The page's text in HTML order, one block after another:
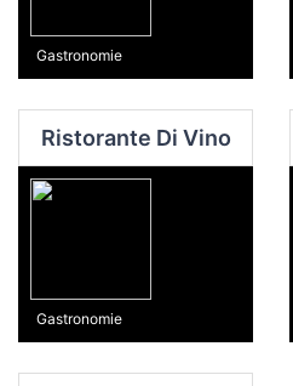
Gastronomie
Ristorante Di Vino
Gastronomie